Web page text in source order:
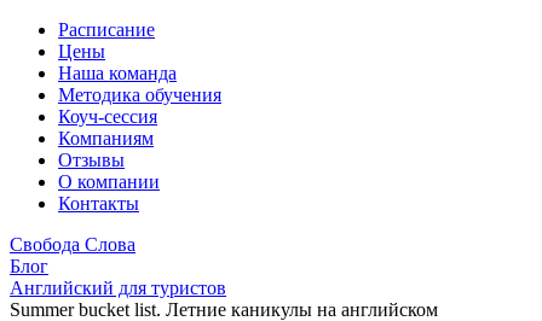
Расписание
Цены
Наша команда
Методика обучения
Коуч-сессия
Компаниям
Отзывы
О компании
Контакты
Свобода Слова
Блог
Английский для туристов
Summer bucket list. Летние каникулы на английском